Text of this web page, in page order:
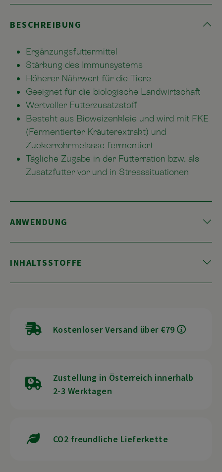
BESCHREIBUNG
Ergänzungsfuttermittel
Stärkung des Immunsystems
Höherer Nährwert für die Tiere
Geeignet für die biologische Landwirtschaft
Wertvoller Futterzusatzstoff
Besteht aus Bioweizenkleie und wird mit FKE
(Fermentierter Kräuterextrakt) und
Zuckerrohrmelasse fermentiert
Tägliche Zugabe in der Futterration bzw. als
Zusatzfutter vor und in Stresssituationen
ANWENDUNG
INHALTSSTOFFE
Kostenloser Versand über €79
Zustellung in Österreich innerhalb
2-3 Werktagen
CO2 freundliche Lieferkette